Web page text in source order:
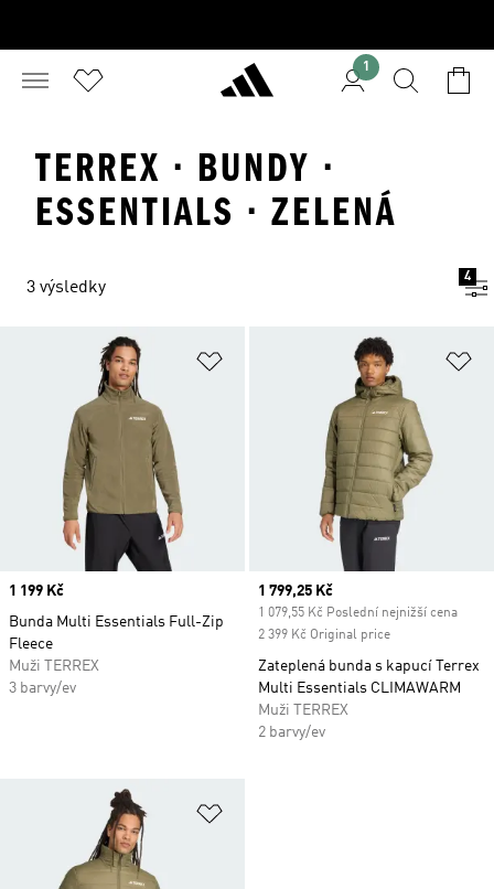
1
TERREX · BUNDY ·
ESSENTIALS · ZELENÁ
3 výsledky
4
Přidat do seznamu přání
Price
1 199 Kč
Bunda Multi Essentials Full-Zip
Fleece
Muži TERREX
3 barvy/ev
Current price
1 799,25 Kč
1 079,55 Kč Poslední nejnižší cena
2 399 Kč Original price
Zateplená bunda s kapucí Terrex
Multi Essentials CLIMAWARM
Muži TERREX
2 barvy/ev